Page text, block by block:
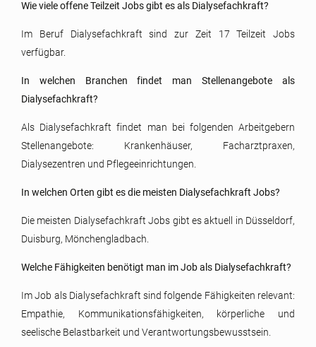
Wie viele offene Teilzeit Jobs gibt es als Dialysefachkraft?
Im Beruf Dialysefachkraft sind zur Zeit 17 Teilzeit Jobs
verfügbar.
In welchen Branchen findet man Stellenangebote als
Dialysefachkraft?
Als Dialysefachkraft findet man bei folgenden Arbeitgebern
Stellenangebote: Krankenhäuser, Facharztpraxen,
Dialysezentren und Pflegeeinrichtungen.
In welchen Orten gibt es die meisten Dialysefachkraft Jobs?
Die meisten Dialysefachkraft Jobs gibt es aktuell in Düsseldorf,
Duisburg, Mönchengladbach.
Welche Fähigkeiten benötigt man im Job als Dialysefachkraft?
Im Job als Dialysefachkraft sind folgende Fähigkeiten relevant:
Empathie, Kommunikationsfähigkeiten, körperliche und
seelische Belastbarkeit und Verantwortungsbewusstsein.